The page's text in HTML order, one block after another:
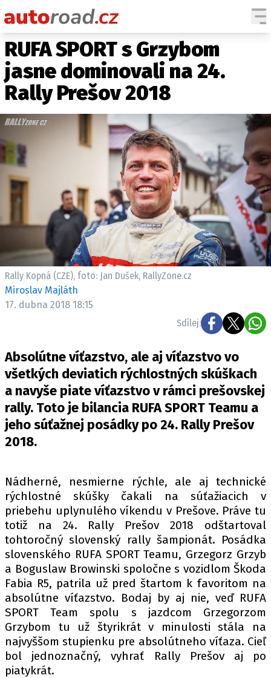
AUTA
TESTY AUT
NOVINKY
SPY
HISTORIE
ZAJÍMAVOSTI
TECHNIKA
EKONOMIKA
ČESKÝ TRH
TUNING
PROFI
ELEKTRO
TESTY ELEKTROMOBILŮ
RALLY
OSTATNÍ
TISKOVKY
ROZHOVORY
ZE SVĚTA
MOTORSPORT
PIT LANE
ČEŠI V AKCI
FIA CEZ & POHÁRY
MEZINÁRODNÍ SCÉNA
SLEDUJTE NÁS NA
RUFA SPORT s Grzybom
jasne dominovali na 24.
Rally Prešov 2018
Rally Kopná (CZE), foto: Jan Dušek, RallyZone.cz
Miroslav Majláth
17. dubna 2018 18:15
Sdílej:
Absolútne víťazstvo, ale aj víťazstvo vo
všetkých deviatich rýchlostných skúškach
a navyše piate víťazstvo v rámci prešovskej
rally. Toto je bilancia RUFA SPORT Teamu a
jeho súťažnej posádky po 24. Rally Prešov
2018.
Nádherné, nesmierne rýchle, ale aj technické
rýchlostné skúšky čakali na súťažiacich v
priebehu uplynulého víkendu v Prešove. Práve tu
totiž na 24. Rally Prešov 2018 odštartoval
tohtoročný slovenský rally šampionát. Posádka
slovenského RUFA SPORT Teamu, Grzegorz Grzyb
a Boguslaw Browinski spoločne s vozidlom Škoda
Fabia R5, patrila už pred štartom k favoritom na
absolútne víťazstvo. Bodaj by aj nie, veď RUFA
SPORT Team spolu s jazdcom Grzegorzom
Grzybom tu už štyrikrát v minulosti stála na
najvyššom stupienku pre absolútneho víťaza. Cieľ
bol jednoznačný, vyhrať Rally Prešov aj po
piatykrát.